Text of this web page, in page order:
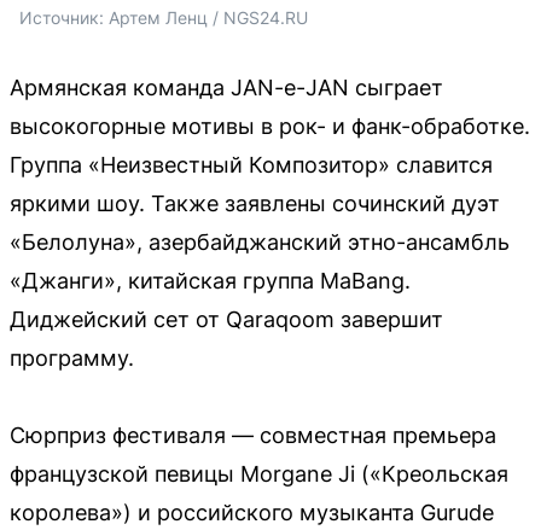
Источник: Артем Ленц / NGS24.RU
Армянская команда JAN-e-JAN сыграет
высокогорные мотивы в рок- и фанк-обработке.
Группа «Неизвестный Композитор» славится
яркими шоу. Также заявлены сочинский дуэт
«Белолуна», азербайджанский этно-ансамбль
«Джанги», китайская группа MaBang.
Диджейский сет от Qaraqoom завершит
программу.
Сюрприз фестиваля — совместная премьера
французской певицы Morgane Ji («Креольская
королева») и российского музыканта Gurude